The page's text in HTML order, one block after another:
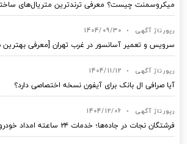
میکروسمنت چیست؟ معرفی ترندترین متریال‌های
رپورتاژ آگهی •
1404/09/30
سرویس و تعمیر آسانسور در غرب تهران [معرفی
رپورتاژ آگهی •
1404/11/12
آیا صرافی ال بانک برای آیفون نسخه اختصاصی دارد؟
رپورتاژ آگهی •
1404/12/06
فرشتگان نجات در جاده‌ها؛ خدمات ۲۴ ساعته امداد خودرو سمنان